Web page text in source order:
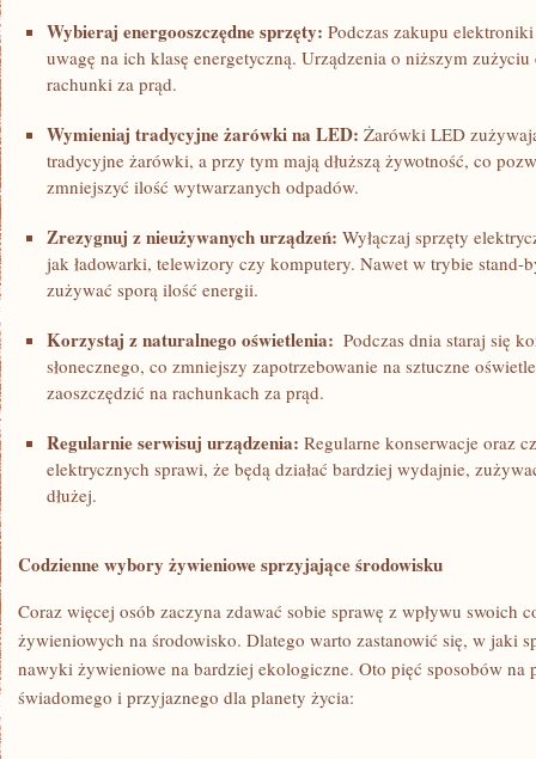
Wybieraj energooszczędne sprzęty: ⁣Podczas zakupu
uwagę na‌ ich ​klasę ⁣energetyczną.⁢ Urządzenia ‍o niższym
rachunki za ‍prąd.
Wymieniaj⁣ tradycyjne żarówki na LED: Żarówki LED
tradycyjne żarówki, a przy tym ‌mają dłuższą żywotność,⁣ co
zmniejszyć ilość wytwarzanych⁤ odpadów.
Zrezygnuj z ​nieużywanych urządzeń: Wyłączaj sprzęty
jak ładowarki, telewizory czy komputery. Nawet w trybie stand-
zużywać sporą ilość energii.
Korzystaj z ⁤naturalnego oświetlenia:
Podczas dnia staraj się
słonecznego, co zmniejszy zapotrzebowanie na sztuczne
⁢zaoszczędzić na rachunkach‌ za‍ prąd.
Regularnie serwisuj urządzenia: ‌Regularne konserwacje oraz
elektrycznych sprawi, że​ będą ‍działać bardziej ⁤wydajnie,
dłużej.
Codzienne wybory żywieniowe sprzyjające środowisku
Coraz ‌więcej ⁣osób zaczyna zdawać sobie ⁣sprawę ‍z wpływu swoich
⁣żywieniowych⁢ na środowisko. Dlatego warto zastanowić się, w ⁤jaki
nawyki⁣ żywieniowe na bardziej ekologiczne.⁤ Oto pięć sposobów na​
świadomego i przyjaznego dla planety życia: